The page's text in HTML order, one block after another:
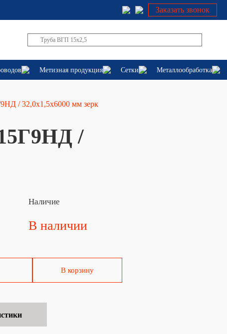
Заказать звонок
Метизная продукция Сетки Металлообработка
/ 32,0х1,5х6000 мм зерк
/
Наличие
В наличии
В корзину